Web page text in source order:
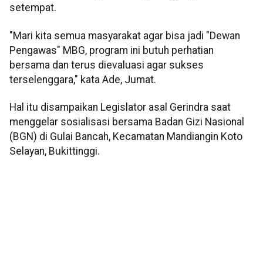
setempat.
"Mari kita semua masyarakat agar bisa jadi "Dewan
Pengawas" MBG, program ini butuh perhatian
bersama dan terus dievaluasi agar sukses
terselenggara," kata Ade, Jumat.
Hal itu disampaikan Legislator asal Gerindra saat
menggelar sosialisasi bersama Badan Gizi Nasional
(BGN) di Gulai Bancah, Kecamatan Mandiangin Koto
Selayan, Bukittinggi.